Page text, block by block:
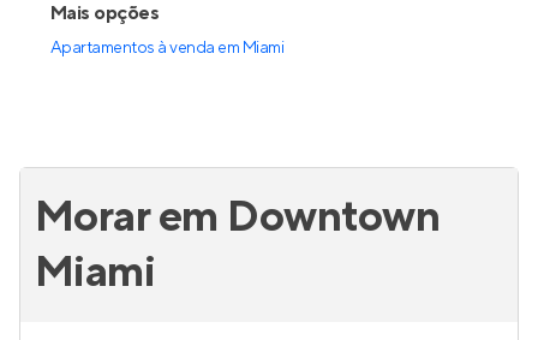
Mais opções
Apartamentos à venda em Miami
Morar em Downtown
Miami